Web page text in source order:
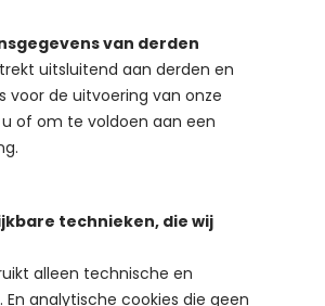
van derden
uitsluitend aan derden en
voor de uitvoering van onze
of om te voldoen aan een
technieken, die wij
alleen technische en
analytische cookies die geen